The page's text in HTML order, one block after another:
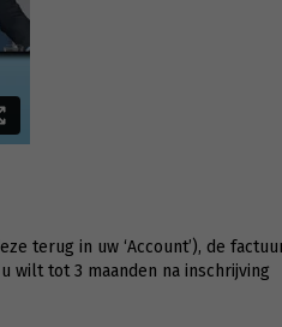
terug in uw ‘Account’), de
wilt tot 3 maanden na inschrijving